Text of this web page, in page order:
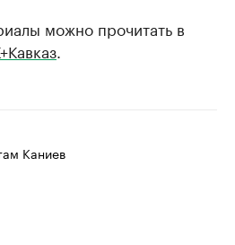
можно прочитать в
Каниев